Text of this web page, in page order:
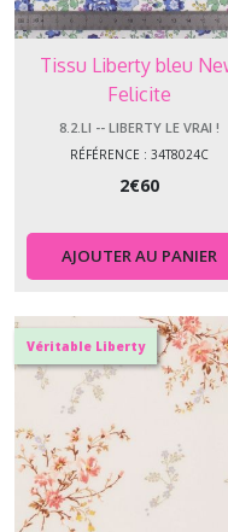
Tissu Liberty bleu
Felicite
8.2.LI -- LIBERTY LE VRAI !
RÉFÉRENCE : 34T8024C
2€60
AJOUTER AU PANIER
Véritable Liberty